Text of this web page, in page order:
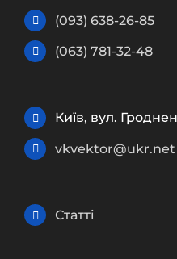
(093) 638-26-85
(063) 781-32-48
Київ, вул.
vkvektor@ukr.net
Статті